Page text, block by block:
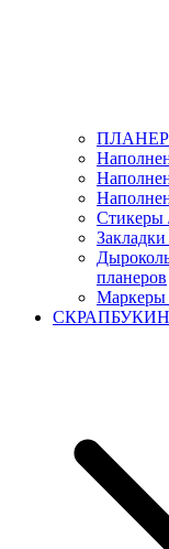
Стикеры
планеров
Маркеры